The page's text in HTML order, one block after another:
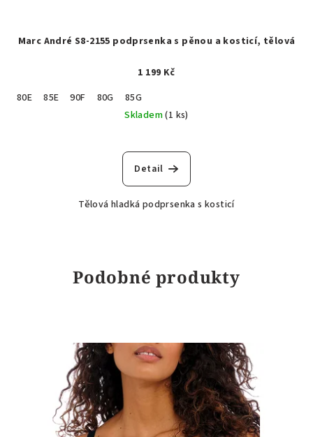
Marc André S8-2155 podprsenka s pěnou a kosticí, tělová
1 199 Kč
80E
85E 90F 80G
85G
Skladem(1 ks)
Detail
Tělová hladká podprsenka s kosticí
Podobné produkty